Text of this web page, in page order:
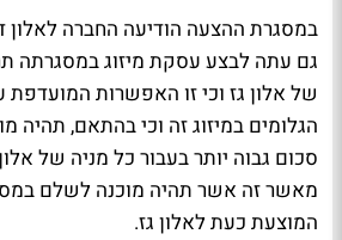
במסגרת ההצעה הודיעה החברה לאלון
גם עתה לבצע עסקת מיזוג במסגרתה
של אלון גז וכי זו האפשרות המועדפת
הגלומים במיזוג זה וכי בהתאם, תהיה
סכום גבוה יותר בעבור כל מניה של
מאשר זה אשר תהיה מוכנה לשלם
המוצעת כעת לאלון גז.